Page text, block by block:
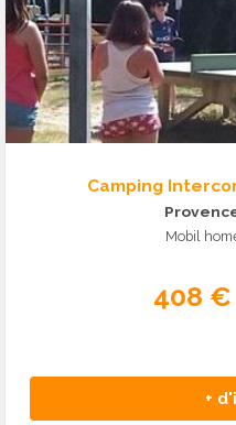
Camping
Mobil
408 €
+